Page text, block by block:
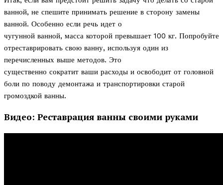
ванной, не спешите принимать решение в сторону замены
ванной. Особенно если речь идет о
чугунной ванной, масса которой превышает 100 кг. Попробуйте
отреставрировать свою ванну, используя один из
перечисленных выше методов. Это
существенно сократит ваши расходы и освободит от головной
боли по поводу демонтажа и транспортировки старой
громоздкой ванны.
Видео: Реставрация ванны своими руками